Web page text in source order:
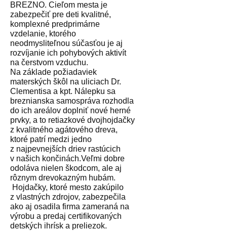
BREZNO. Cieľom mesta je
zabezpečiť pre deti kvalitné,
komplexné predprimárne
vzdelanie, ktorého
neodmysliteľnou súčasťou je aj
rozvíjanie ich pohybových aktivít
na čerstvom vzduchu.
Na základe požiadaviek
materských škôl na uliciach Dr.
Clementisa a kpt. Nálepku sa
breznianska samospráva rozhodla
do ich areálov doplniť nové herné
prvky, a to retiazkové dvojhojdačky
z kvalitného agátového dreva,
ktoré patrí medzi jedno
z najpevnejších driev rastúcich
v našich končinách.Veľmi dobre
odoláva nielen škodcom, ale aj
rôznym drevokazným hubám.
Hojdačky, ktoré mesto zakúpilo
z vlastných zdrojov, zabezpečila
ako aj osadila firma zameraná na
výrobu a predaj certifikovaných
detských ihrísk a preliezok.